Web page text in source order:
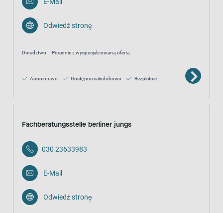
Odwiedź stronę
Doradztwo Poradnie z wyspecjalizowaną ofertą
Anonimowo Dostępna całodobowo Bezpłatnie
Fachberatungsstelle berliner jungs
030 23633983
E-Mail
Odwiedź stronę